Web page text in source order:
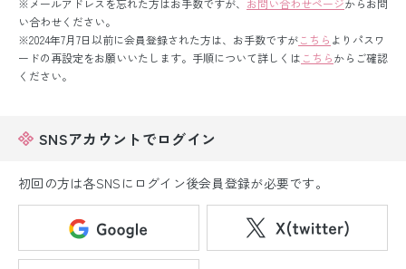
白無垢&紋付袴レンタル
引き振袖レンタル
※メールアドレスを忘れた方はお手数ですが、 お問い合わせページからお問
い合わせください。
※2024年7月7日以前に会員登録された方は、お手数ですがこちら よりパスワ
ードの再設定をお願いいたします。手順について詳しくは こちらからご確認
ください。
SNSアカウントでログイン
初回の方は各SNSにログイン後会員登録が必要です。